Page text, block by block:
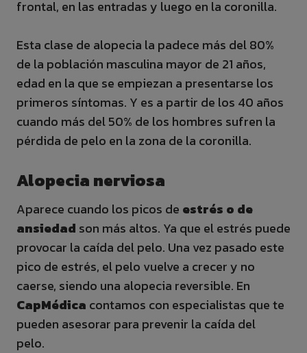
frontal, en las entradas y luego en la coronilla.
Esta clase de alopecia la padece más del 80%
de la población masculina mayor de 21 años,
edad en la que se empiezan a presentarse los
primeros síntomas. Y es a partir de los 40 años
cuando más del 50% de los hombres sufren la
pérdida de pelo en la zona de la coronilla.
Alopecia nerviosa
Aparece cuando los picos de estrés o de
ansiedad son más altos. Ya que el estrés puede
provocar la caída del pelo. Una vez pasado este
pico de estrés, el pelo vuelve a crecer y no
caerse, siendo una alopecia reversible. En
CapMédica contamos con especialistas que te
pueden asesorar para prevenir la caída del
pelo.